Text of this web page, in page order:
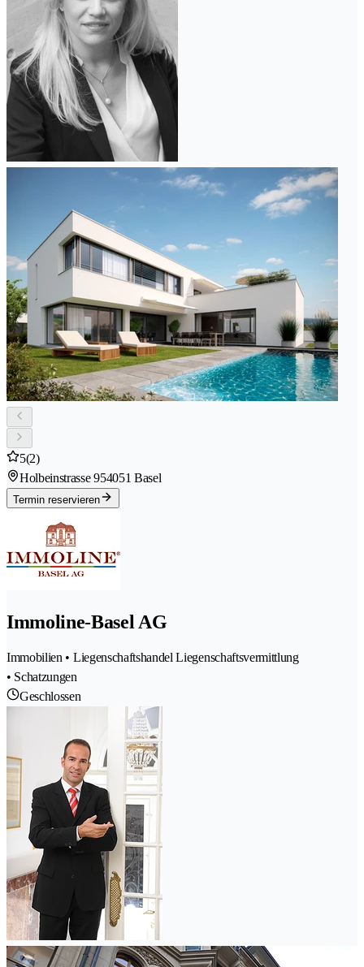
5(2)
Holbeinstrasse 954051 Basel
Termin reservieren
Immoline-Basel AG
Immobilien • Liegenschaftshandel Liegenschaftsvermittlung
• Schatzungen
Geschlossen